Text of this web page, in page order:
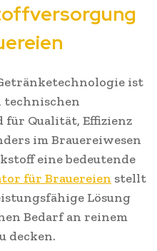
ist
technischen
Qualität, Effizienz
im Brauereiwesen
eine bedeutende
für Brauereien stellt
Lösung
Bedarf an reinem
decken.